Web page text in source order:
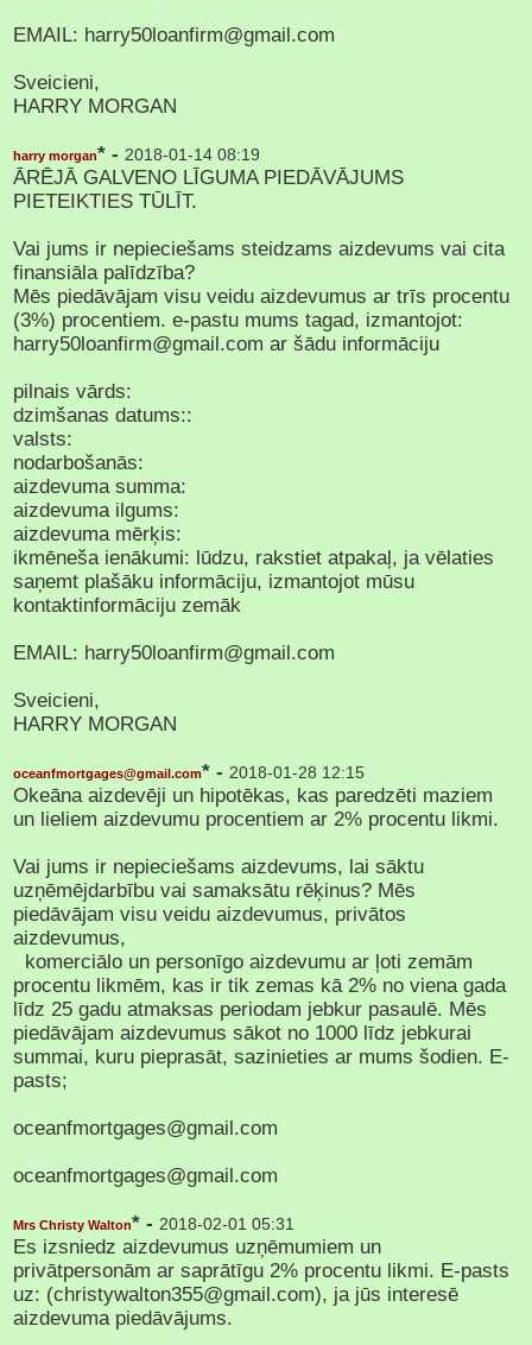
EMAIL: harry50loanfirm@gmail.com
Sveicieni,
HARRY MORGAN
harry morgan* - 2018-01-14 08:19
ĀRĒJĀ GALVENO LĪGUMA PIEDĀVĀJUMS
PIETEIKTIES TŪLĪT.
Vai jums ir nepieciešams steidzams aizdevums vai cita
finansiāla palīdzība?
Mēs piedāvājam visu veidu aizdevumus ar trīs procentu
(3%) procentiem. e-pastu mums tagad, izmantojot:
harry50loanfirm@gmail.com ar šādu informāciju
pilnais vārds:
dzimšanas datums::
valsts:
nodarbošanās:
aizdevuma summa:
aizdevuma ilgums:
aizdevuma mērķis:
ikmēneša ienākumi: lūdzu, rakstiet atpakaļ, ja vēlaties
saņemt plašāku informāciju, izmantojot mūsu
kontaktinformāciju zemāk
EMAIL: harry50loanfirm@gmail.com
Sveicieni,
HARRY MORGAN
oceanfmortgages@gmail.com* - 2018-01-28 12:15
Okeāna aizdevēji un hipotēkas, kas paredzēti maziem
un lieliem aizdevumu procentiem ar 2% procentu likmi.
Vai jums ir nepieciešams aizdevums, lai sāktu
uzņēmējdarbību vai samaksātu rēķinus? Mēs
piedāvājam visu veidu aizdevumus, privātos
aizdevumus,
komerciālo un personīgo aizdevumu ar ļoti zemām
procentu likmēm, kas ir tik zemas kā 2% no viena gada
līdz 25 gadu atmaksas periodam jebkur pasaulē. Mēs
piedāvājam aizdevumus sākot no 1000 līdz jebkurai
summai, kuru pieprasāt, sazinieties ar mums šodien. E-
pasts;
oceanfmortgages@gmail.com
oceanfmortgages@gmail.com
Mrs Christy Walton* - 2018-02-01 05:31
Es izsniedz aizdevumus uzņēmumiem un
privātpersonām ar saprātīgu 2% procentu likmi. E-pasts
uz: (christywalton355@gmail.com), ja jūs interesē
aizdevuma piedāvājums.